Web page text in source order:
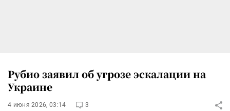
Рубио заявил об угрозе эскалации на
Украине
4 июня 2026, 03:14 3